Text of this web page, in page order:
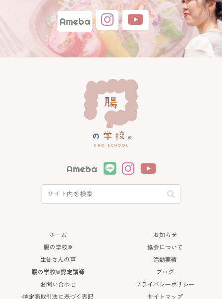
Ameba
Ameba
ホーム
お知らせ
腸の学校®
協会について
生徒さんの声
活動実績
腸の学校®認定講師
ブログ
お問い合わせ
プライバシーポリシー
特定商取引法に基づく表記
サイトマップ